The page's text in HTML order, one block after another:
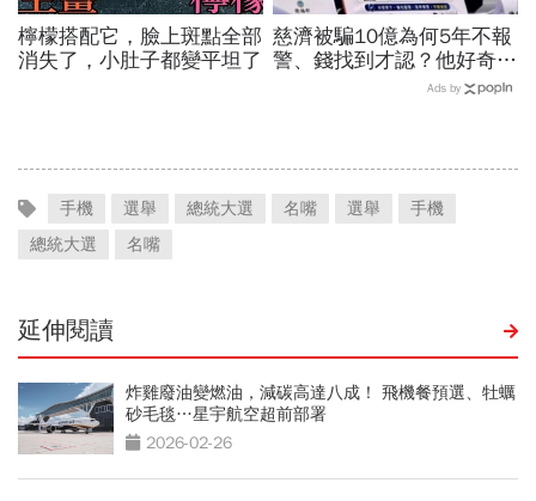
檸檬搭配它，臉上斑點全部
消失了，小肚子都變平坦了
慈濟被騙10億為何5年不報
警、錢找到才認？他好奇：
當年財報怎麼編…陳時中背
Ads by
手機 選舉 總統大選 名嘴 選舉
手機
總統大選
名嘴
延伸閱讀
炸雞廢油變燃油，減碳高達八成！ 飛機餐預選、牡蠣
砂毛毯…星宇航空超前部署
2026-02-26